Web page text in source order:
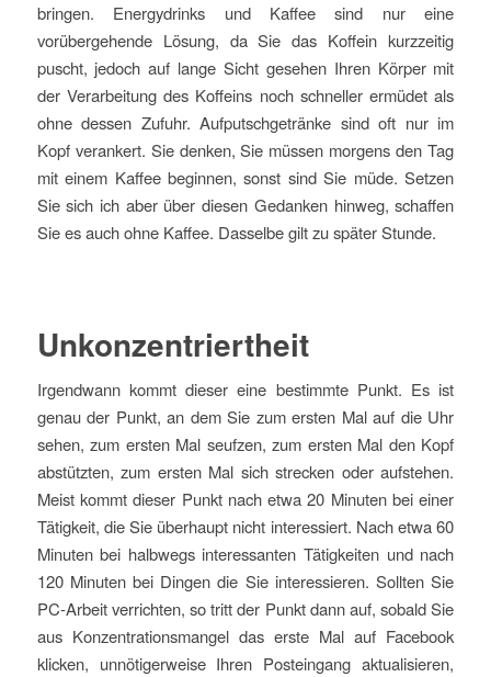
bringen. Energydrinks und Kaffee sind nur eine
vorübergehende Lösung, da Sie das Koffein kurzzeitig
puscht, jedoch auf lange Sicht gesehen Ihren Körper mit
der Verarbeitung des Koffeins noch schneller ermüdet als
ohne dessen Zufuhr. Aufputschgetränke sind oft nur im
Kopf verankert. Sie denken, Sie müssen morgens den Tag
mit einem Kaffee beginnen, sonst sind Sie müde. Setzen
Sie sich ich aber über diesen Gedanken hinweg, schaffen
Sie es auch ohne Kaffee. Dasselbe gilt zu später Stunde.
Unkonzentriertheit
Irgendwann kommt dieser eine bestimmte Punkt. Es ist
genau der Punkt, an dem Sie zum ersten Mal auf die Uhr
sehen, zum ersten Mal seufzen, zum ersten Mal den Kopf
abstützten, zum ersten Mal sich strecken oder aufstehen.
Meist kommt dieser Punkt nach etwa 20 Minuten bei einer
Tätigkeit, die Sie überhaupt nicht interessiert. Nach etwa 60
Minuten bei halbwegs interessanten Tätigkeiten und nach
120 Minuten bei Dingen die Sie interessieren. Sollten Sie
PC-Arbeit verrichten, so tritt der Punkt dann auf, sobald Sie
aus Konzentrationsmangel das erste Mal auf Facebook
klicken, unnötigerweise Ihren Posteingang aktualisieren,